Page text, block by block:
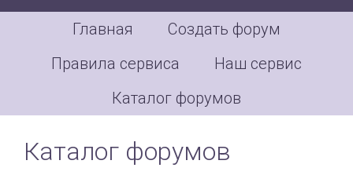
Главная
Создать форум
Правила сервиса
Наш сервис
Каталог форумов
Каталог форумов